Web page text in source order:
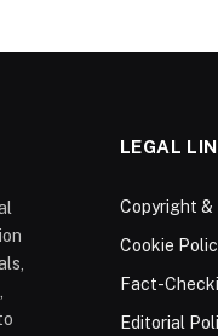
LEGAL
Copyright &
Cookie
Fact-
Editorial